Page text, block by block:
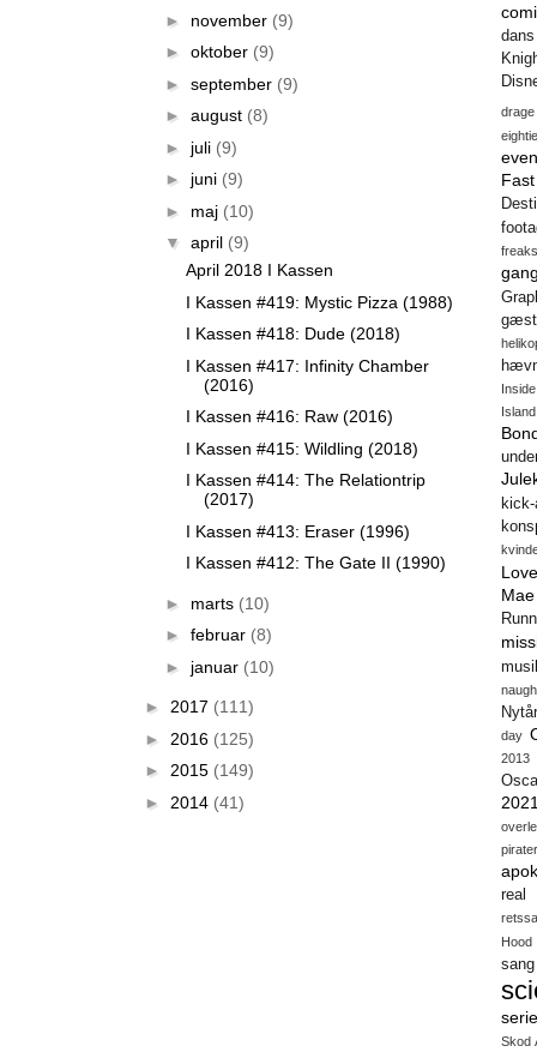
► november (9)
► oktober (9)
► september (9)
► august (8)
► juli (9)
► juni (9)
► maj (10)
▼ april (9)
April 2018 I Kassen
I Kassen #419: Mystic Pizza (1988)
I Kassen #418: Dude (2018)
I Kassen #417: Infinity Chamber
(2016)
I Kassen #416: Raw (2016)
I Kassen #415: Wildling (2018)
I Kassen #414: The Relationtrip
(2017)
I Kassen #413: Eraser (1996)
I Kassen #412: The Gate II (1990)
► marts (10)
► februar (8)
► januar (10)
► 2017 (111)
► 2016 (125)
► 2015 (149)
► 2014 (41)
dans
drage
freaks
Island
Nytår
day
2013
pirater
real
Hood
Skod